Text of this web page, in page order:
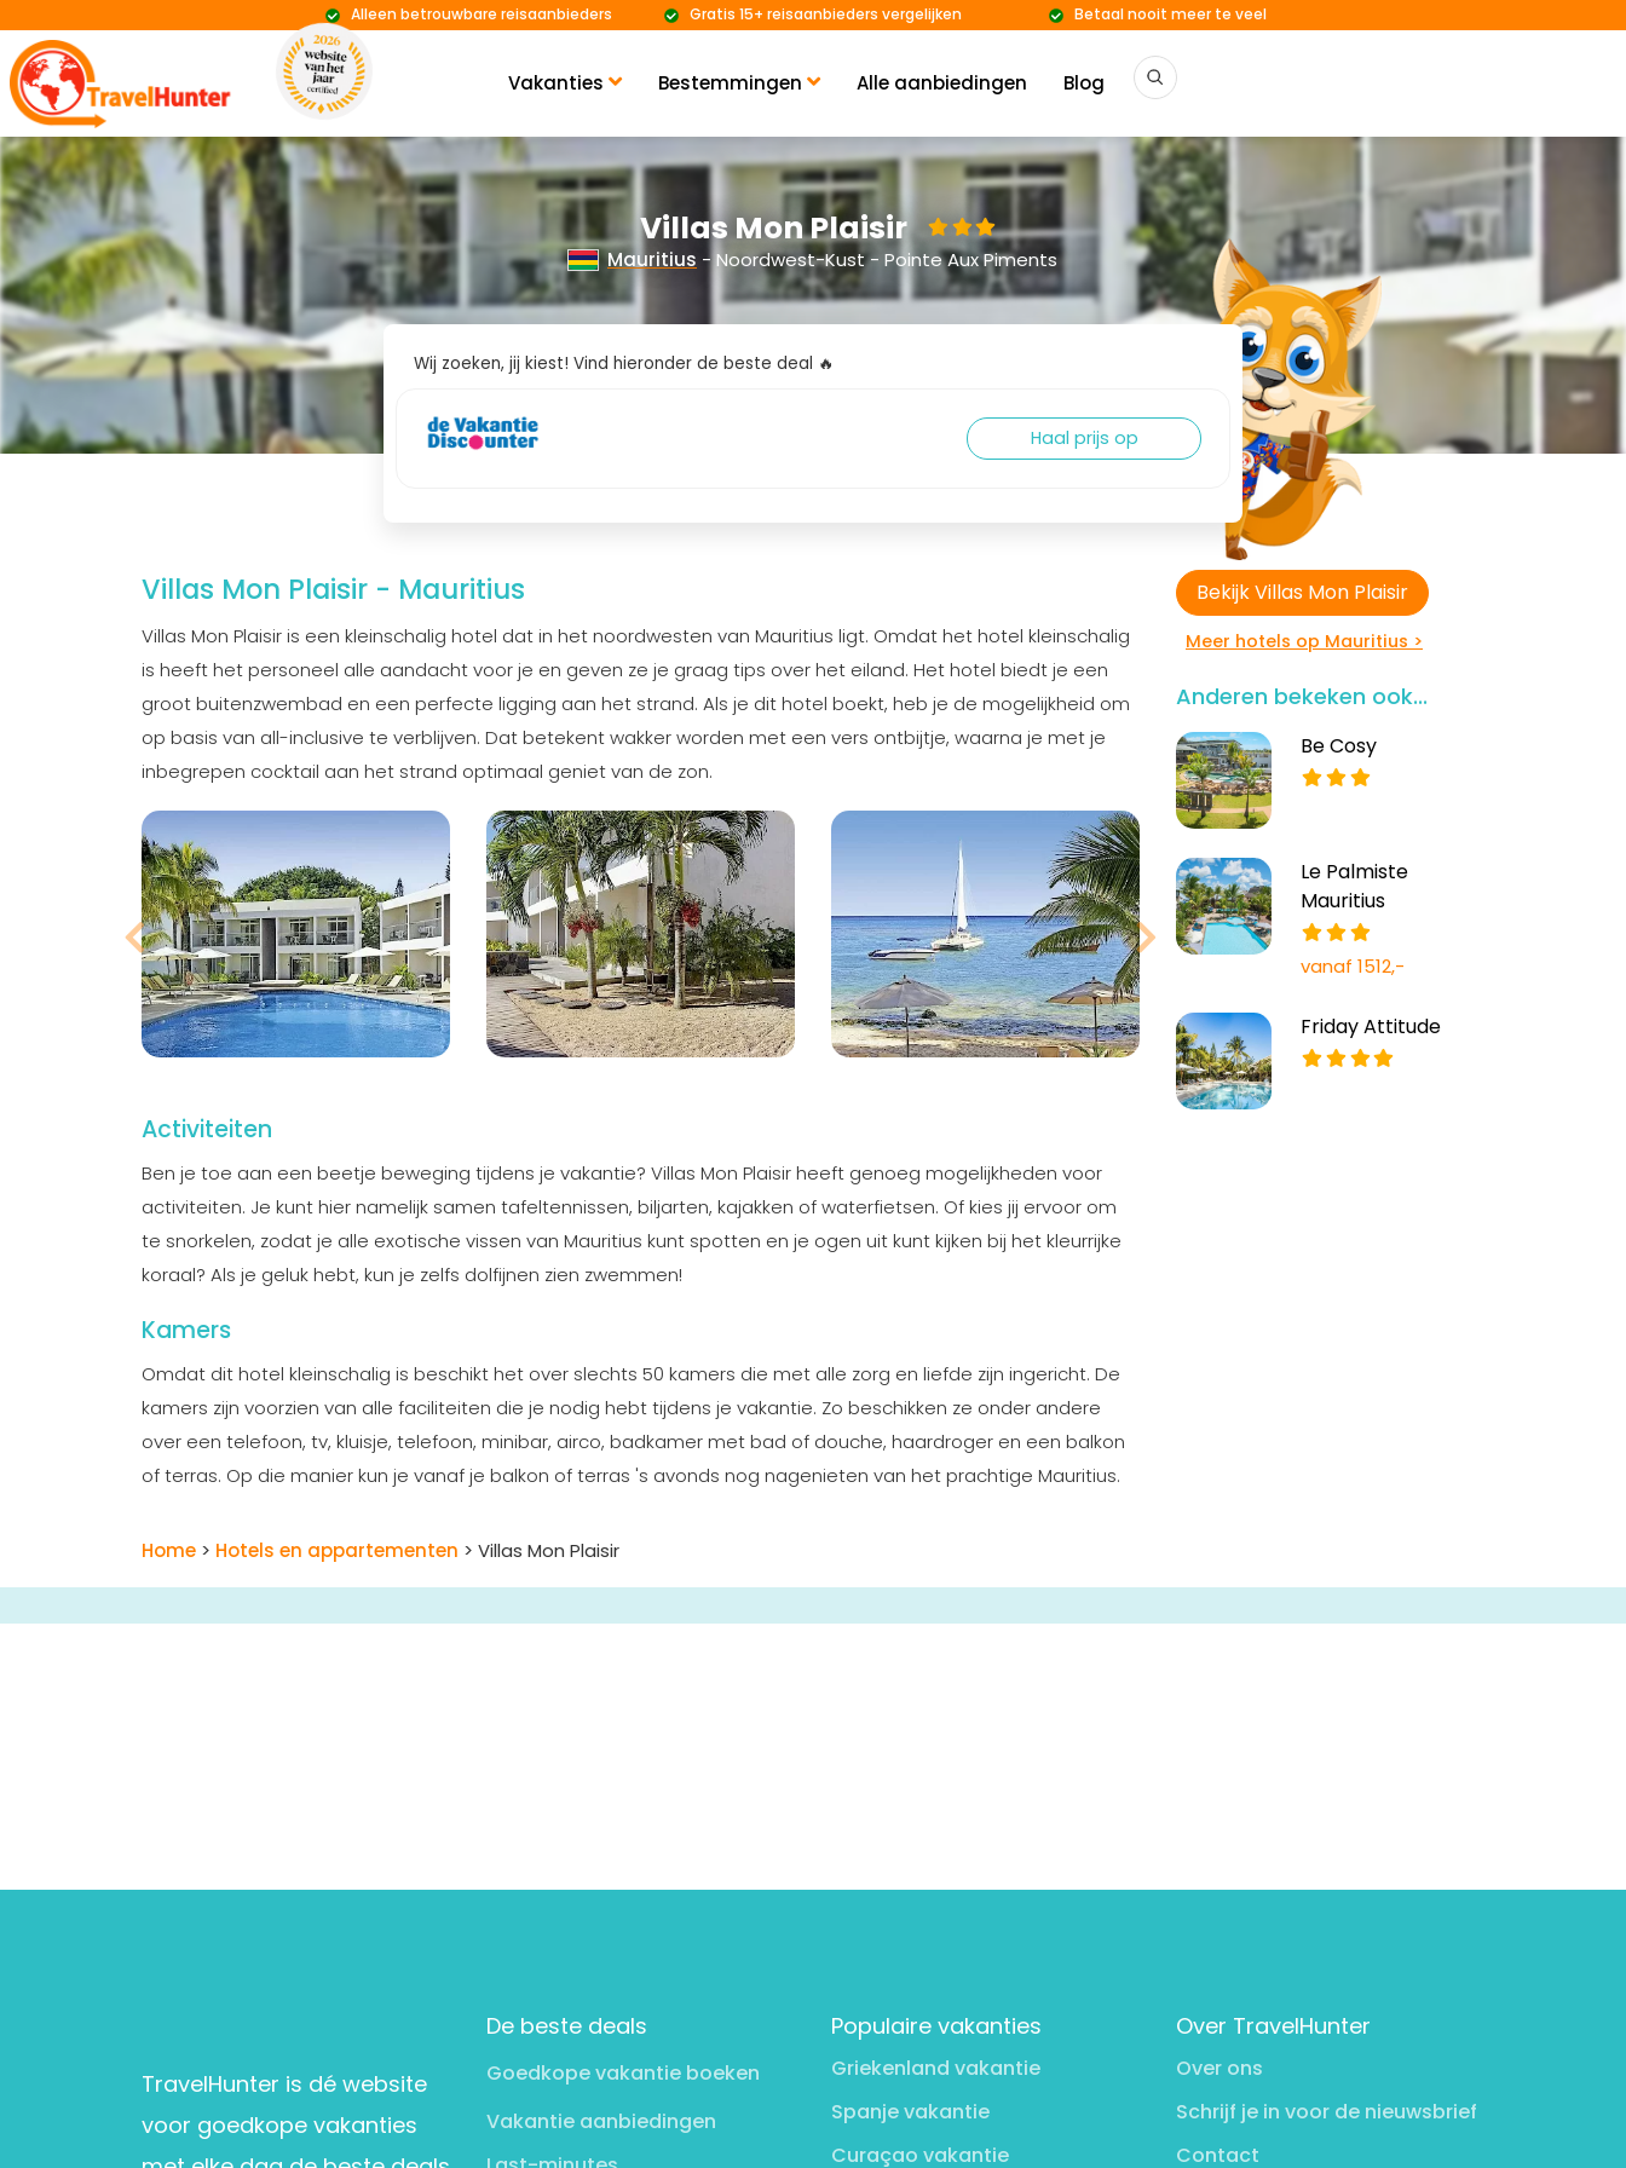
Vakanties Bestemmingen Alle aanbiedingen Blog
Alleen betrouwbare reisaanbieders Gratis 15+ reisaanbieders vergelijken Betaal nooit meer te veel
Villas Mon Plaisir
Mauritius - Noordwest-Kust - Pointe Aux Piments
Wij zoeken, jij kiest! Vind hieronder de beste deal 🔥
Haal prijs op
Villas Mon Plaisir - Mauritius
Villas Mon Plaisir is een kleinschalig hotel dat in het noordwesten van Mauritius ligt. Omdat het hotel kleinschalig
is heeft het personeel alle aandacht voor je en geven ze je graag tips over het eiland. Het hotel biedt je een
groot buitenzwembad en een perfecte ligging aan het strand. Als je dit hotel boekt, heb je de mogelijkheid om
op basis van all-inclusive te verblijven. Dat betekent wakker worden met een vers ontbijtje, waarna je met je
inbegrepen cocktail aan het strand optimaal geniet van de zon.
Activiteiten
Ben je toe aan een beetje beweging tijdens je vakantie? Villas Mon Plaisir heeft genoeg mogelijkheden voor
activiteiten. Je kunt hier namelijk samen tafeltennissen, biljarten, kajakken of waterfietsen. Of kies jij ervoor om
te snorkelen, zodat je alle exotische vissen van Mauritius kunt spotten en je ogen uit kunt kijken bij het kleurrijke
koraal? Als je geluk hebt, kun je zelfs dolfijnen zien zwemmen!
Kamers
Omdat dit hotel kleinschalig is beschikt het over slechts 50 kamers die met alle zorg en liefde zijn ingericht. De
kamers zijn voorzien van alle faciliteiten die je nodig hebt tijdens je vakantie. Zo beschikken ze onder andere
over een telefoon, tv, kluisje, telefoon, minibar, airco, badkamer met bad of douche, haardroger en een balkon
of terras. Op die manier kun je vanaf je balkon of terras 's avonds nog nagenieten van het prachtige Mauritius.
Bekijk Villas Mon Plaisir
Meer hotels op Mauritius >
Anderen bekeken ook...
Be Cosy
Le Palmiste
Mauritius
vanaf 1512,-
Friday Attitude
Home > Hotels en appartementen > Villas Mon Plaisir
TravelHunter is dé website
voor goedkope vakanties
De beste deals
Goedkope vakantie boeken
Vakantie aanbiedingen
Populaire vakanties
Griekenland vakantie
Spanje vakantie
Curaçao vakantie
Over TravelHunter
Over ons
Schrijf je in voor de nieuwsbrief
Contact